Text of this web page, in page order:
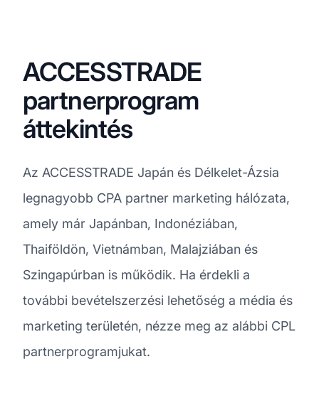
ACCESSTRADE
partnerprogram
áttekintés
Az ACCESSTRADE Japán és Délkelet-Ázsia
legnagyobb CPA partner marketing hálózata,
amely már Japánban, Indonéziában,
Thaiföldön, Vietnámban, Malajziában és
Szingapúrban is működik. Ha érdekli a
további bevételszerzési lehetőség a média és
marketing területén, nézze meg az alábbi CPL
partnerprogramjukat.